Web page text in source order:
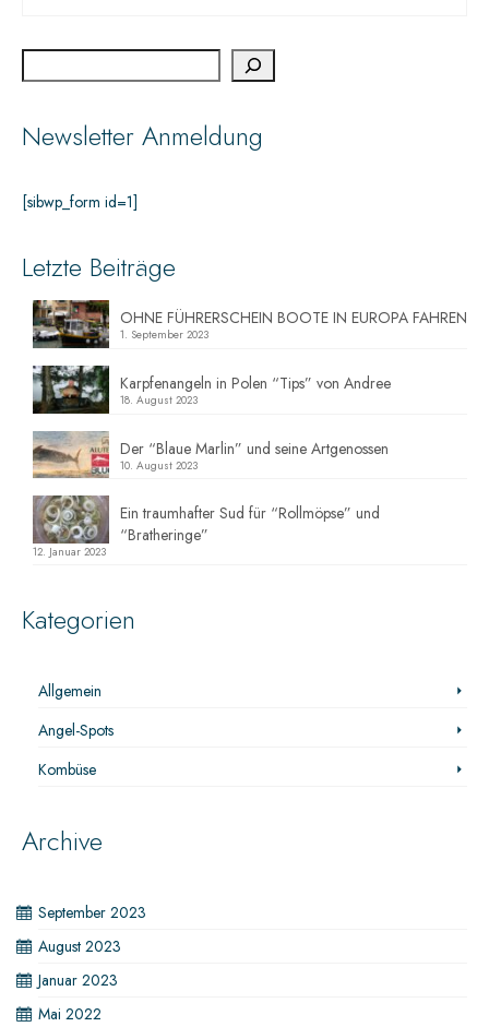
Newsletter Anmeldung
[sibwp_form id=1]
Letzte Beiträge
OHNE FÜHRERSCHEIN BOOTE IN EUROPA FAHREN
1. September 2023
Karpfenangeln in Polen “Tips” von Andree
18. August 2023
Der “Blaue Marlin” und seine Artgenossen
10. August 2023
Ein traumhafter Sud für “Rollmöpse” und
“Bratheringe”
12. Januar 2023
Kategorien
Allgemein
Angel-Spots
Kombüse
Archive
September 2023
August 2023
Januar 2023
Mai 2022